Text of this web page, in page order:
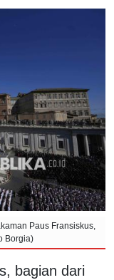
Paus Fransiskus,
Borgia)
bagian dari